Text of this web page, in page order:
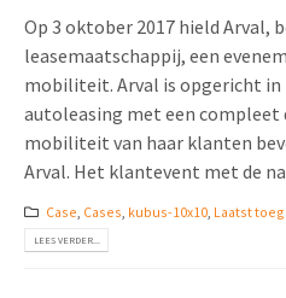
Op 3 oktober 2017 hield Arval,
leasemaatschappij, een
mobiliteit. Arval is opgericht in
autoleasing met een compleet
mobiliteit van haar klanten
Arval. Het klantevent met de
Case Cases kubus-10x10, Laatst
LEES VERDER...